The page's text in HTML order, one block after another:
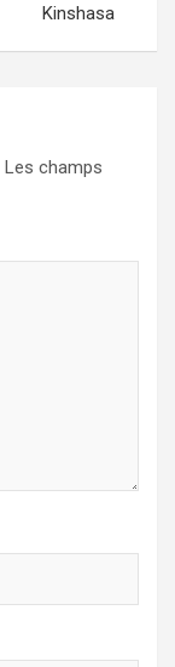
Kinshasa
Les champs